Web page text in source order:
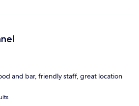
and bar, friendly staff, great location